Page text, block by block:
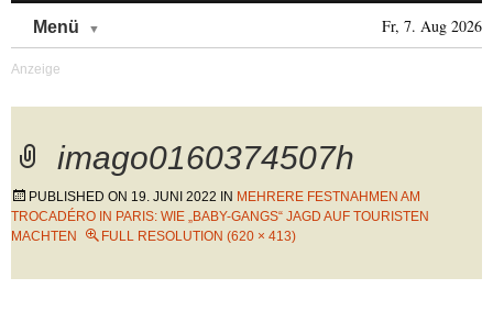
Menü Fr, 7. Aug 2026
imago0160374507h
PUBLISHED ON 19. JUNI 2022 IN MEHRERE FESTNAHMEN AM
TROCADÉRO IN PARIS: WIE „BABY-GANGS“ JAGD AUF TOURISTEN
MACHTEN
FULL RESOLUTION (620 × 413)